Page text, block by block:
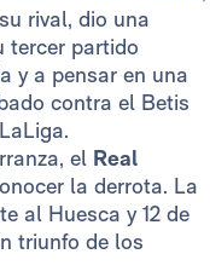
rival, dio una
tercer partido
y a pensar en una
contra el Betis
el Real
la derrota. La
al Huesca y 12 de
triunfo de los